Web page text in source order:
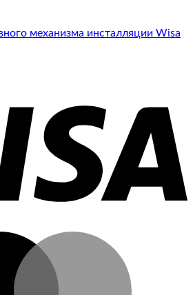
механизма инсталляции Wisa